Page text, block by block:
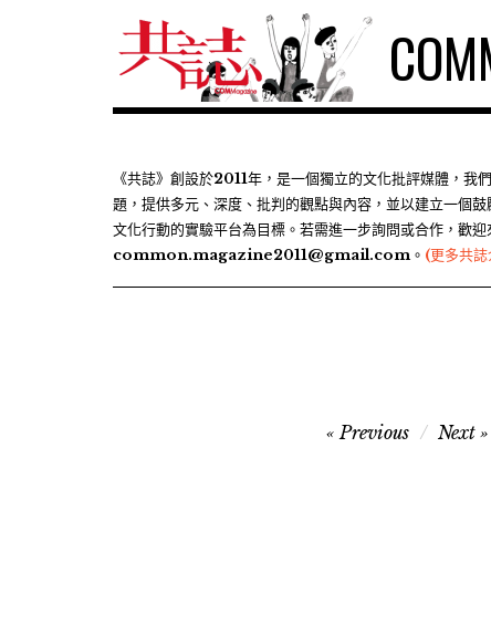
《共誌》創設於2011年，是一個獨立的文化批評媒體，我
題，提供多元、深度、批判的觀點與內容，並以建立一個
文化行動的實驗平台為目標。若需進一步詢問或合作，歡迎
common.magazine2011@gmail.com。 (更多共
Previous Next